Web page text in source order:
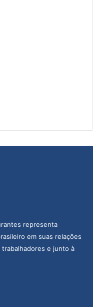
representa
em suas relações
e junto à